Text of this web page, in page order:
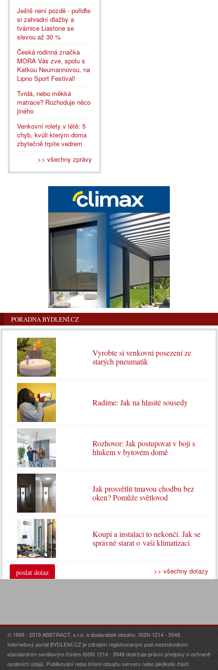
Ještě není pozdě - pořiďte
si zahradní dlažby a
tvárnice Liastone se
slevou až 30 %
Česká rodinná značka
MORA Vás zve, spolu s
Katkou Neumannovou, na
Lipno Sport Festival!
Tvrdá, nebo měkká
matrace? Rozhoduje něco
jiného
Venkovní rolety v létě: 5
chyb, kvůli kterým doma
zbytečně trpíte vedrem
>> všechny zprávy
PORADNA BYDLENÍ.CZ
Vyrobte si venkovní posezení ze
starých pneumatik
Radíme: Jak na hlasité sousedy
Rozhovor: Jak postupovat v boji s
hlukem v bytovém domě
Jak prosvětlit tmavou chodbu bez
oken? Pomůže světlovod
Koupí a instalací to nekončí. Jak se
správně starat o vaši klimatizaci
poslat dotaz >> všechny dotazy
© 1999 - 2019 ABSTRACT, s.r.o. a dodavatelé obsahu. ISSN 1214 - 5548
Internetový portál BYDLENÍ.CZ je zdrojem registrovaným pod mezinárodním
standardním seriálovým číslem ISSN 1214 - 5548 dodržuje právní předpisy o ochraně
osobních údajů. Publikování nebo šíření obsahu serveru nebo jakékoliv části